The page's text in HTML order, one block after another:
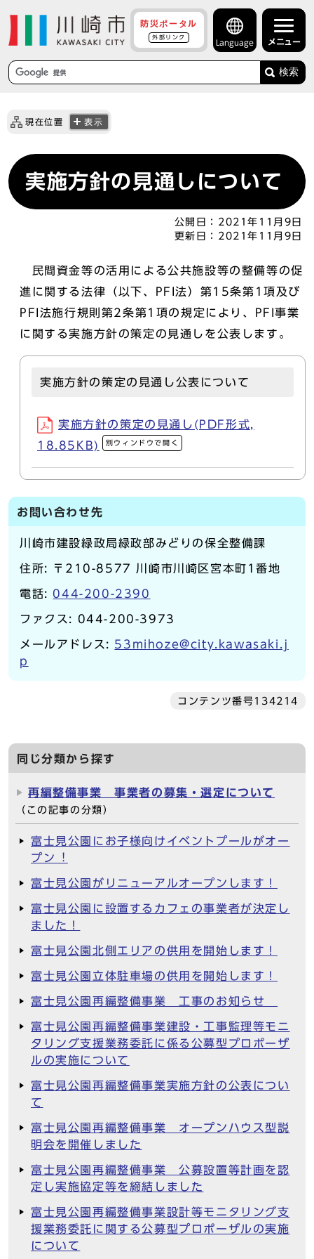
防災ポータル
外部リンク
Language メニュー
検索
現在位置 表示
実施方針の見通しについて
公開日： 2021年11月9日
更新日： 2021年11月9日
民間資金等の活用による公共施設等の整備等の促
進に関する法律（以下、PFI法）第15条第1項及び
PFI法施行規則第2条第1項の規定により、PFI事業
に関する実施方針の策定の見通しを公表します。
実施方針の策定の見通し公表について
実施方針の策定の見通し(PDF形式,
18.85KB)
別ウィンドウで開く
お問い合わせ先
川崎市建設緑政局緑政部みどりの保全整備課
住所: 〒210-8577 川崎市川崎区宮本町1番地
電話: 044-200-2390
ファクス: 044-200-3973
メールアドレス: 53mihoze@city.kawasaki.j
p
コンテンツ番号134214
同じ分類から探す
再編整備事業 事業者の募集・選定について
（この記事の分類）
富士見公園にお子様向けイベントプールがオー
プン︕
富士見公園がリニューアルオープンします！
富士見公園に設置するカフェの事業者が決定し
ました！
富士見公園北側エリアの供用を開始します！
富士見公園立体駐車場の供用を開始します！
富士見公園再編整備事業 工事のお知らせ
富士見公園再編整備事業建設・工事監理等モニ
タリング支援業務委託に係る公募型プロポーザ
ルの実施について
富士見公園再編整備事業実施方針の公表につい
て
富士見公園再編整備事業 オープンハウス型説
明会を開催しました
富士見公園再編整備事業 公募設置等計画を認
定し実施協定等を締結しました
富士見公園再編整備事業設計等モニタリング支
援業務委託に関する公募型プロポーザルの実施
について